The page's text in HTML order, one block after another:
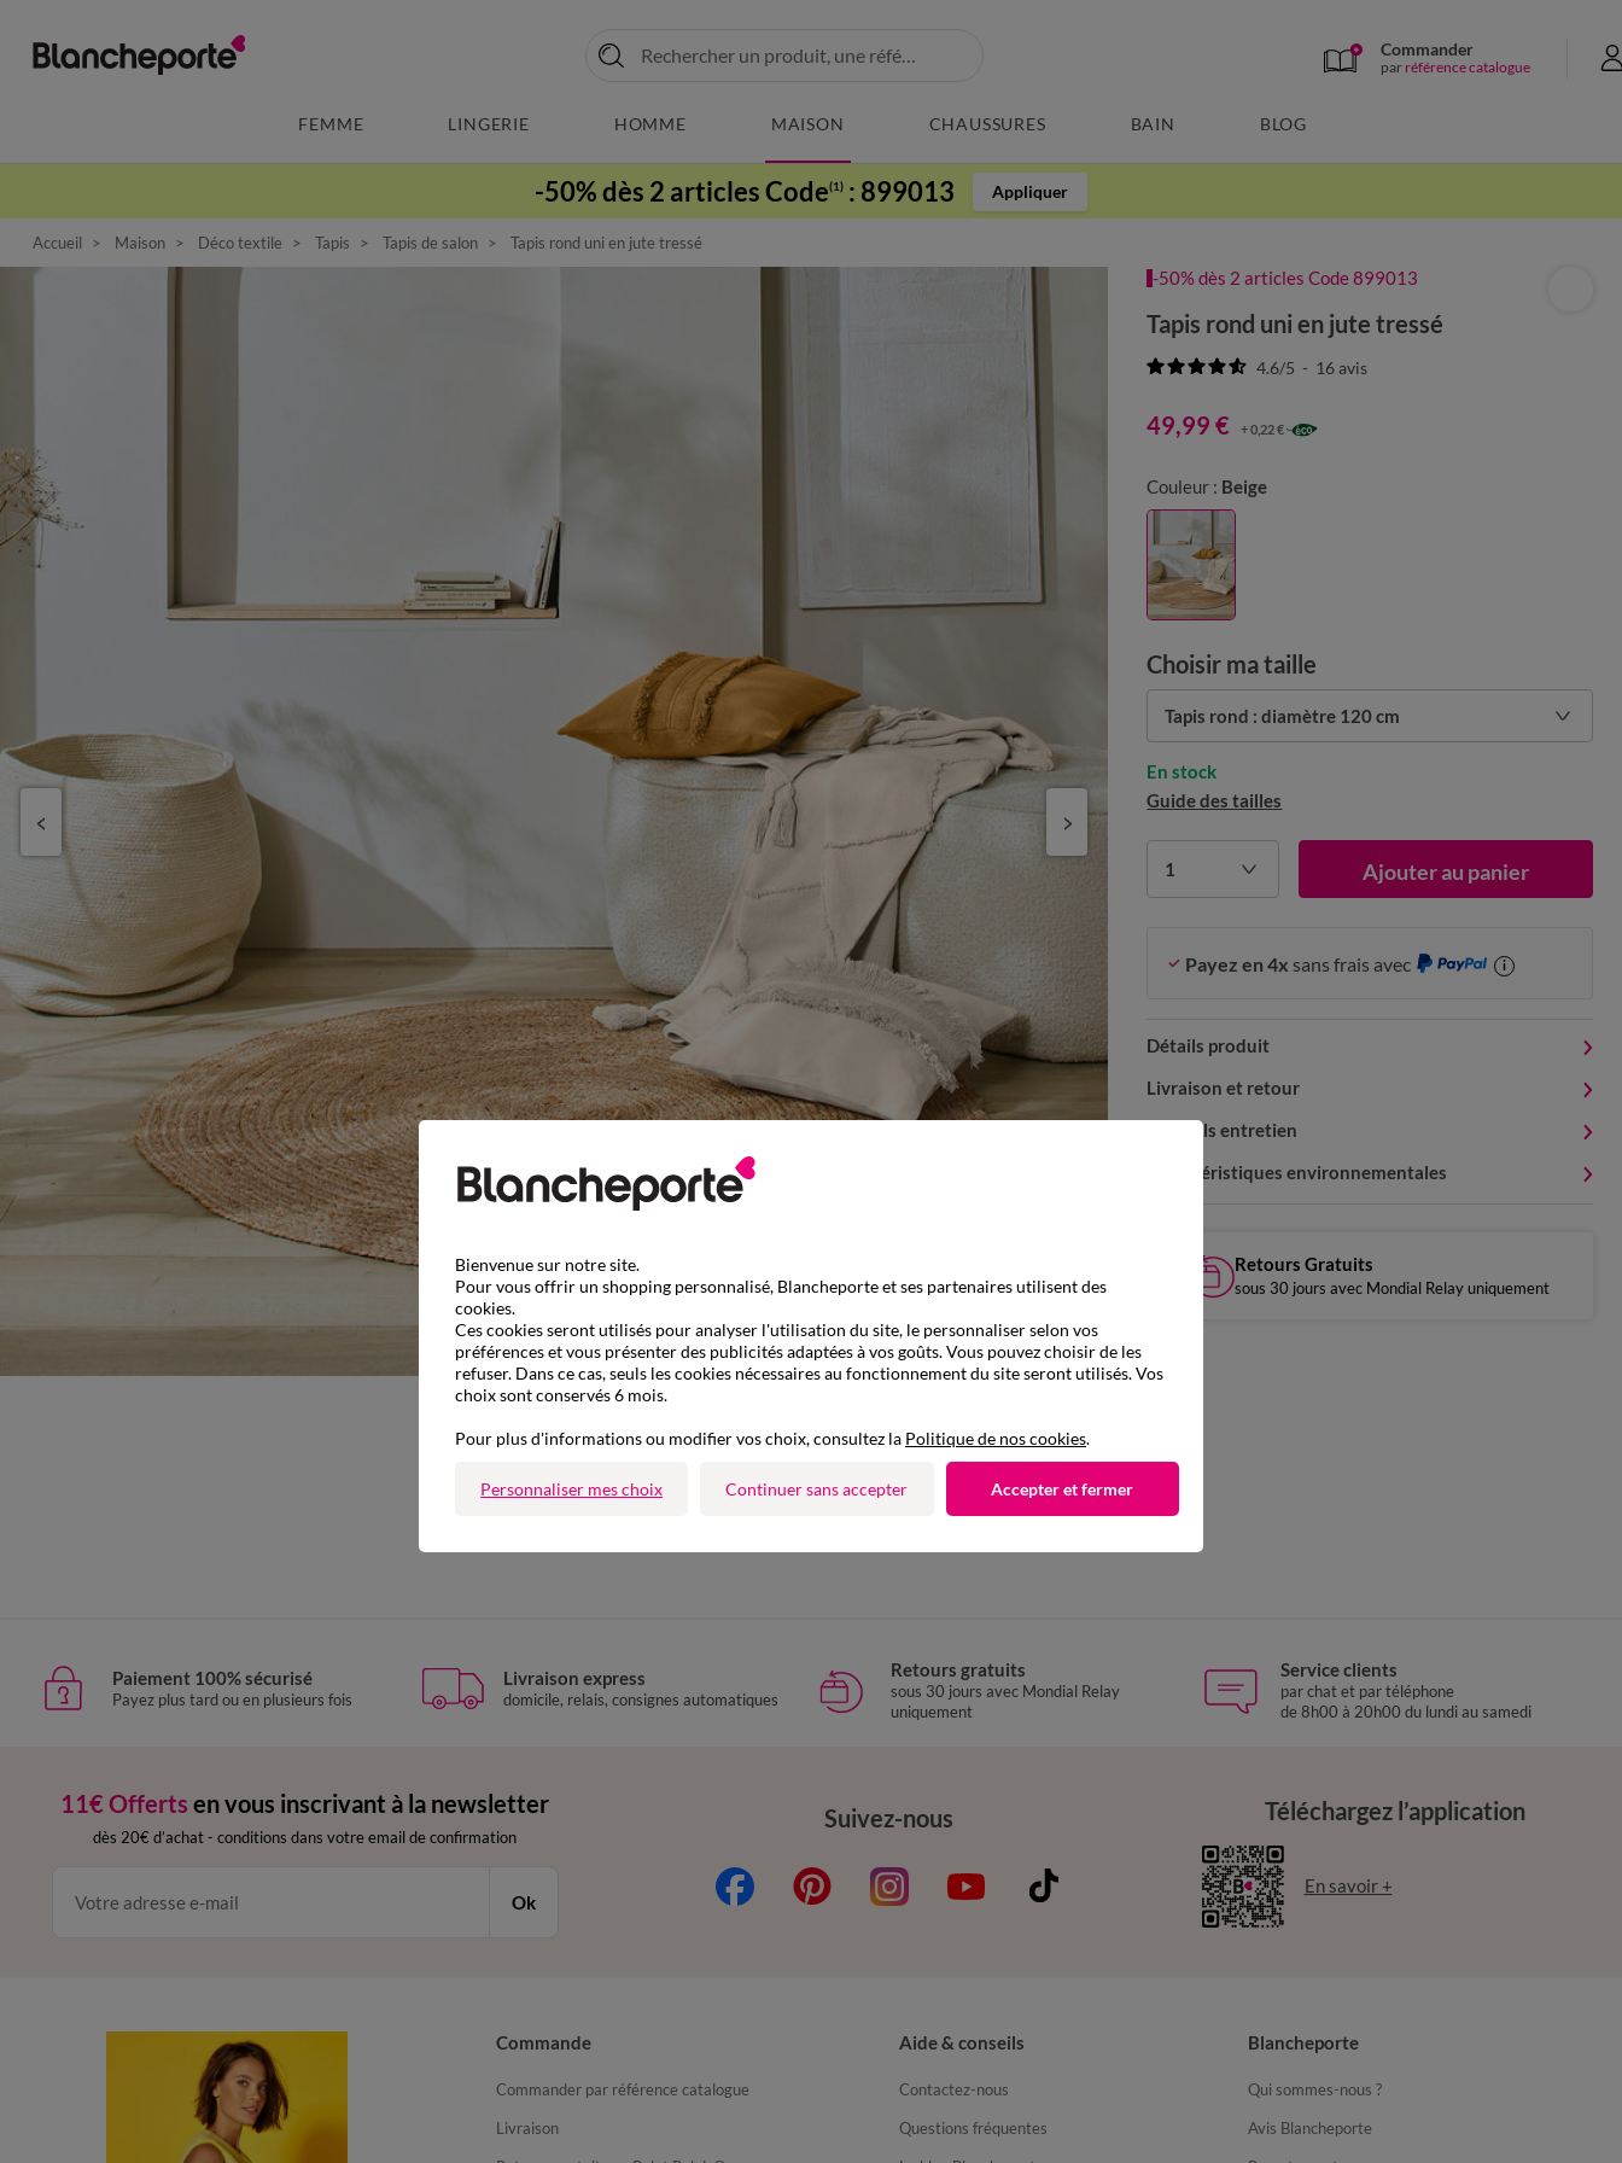
Commander
par référence catalogue
FEMME LINGERIE HOMME MAISON CHAUSSURES BAIN BLOG
-50% dès 2 articles Code(1) : 899013 Appliquer
Accueil Maison Déco textile Tapis Tapis de salon Tapis rond uni en jute tressé
-50% dès 2 articles Code 899013
Tapis rond uni en jute tressé
4.6/5 - 16avis
49,99 € + 0,22 €
Couleur : Beige
Choisir ma taille
Tapis rond : diamètre 120 cm
Guide des tailles
En stock
1 Ajouter au panier
Payez en 4x sans frais avec i
Détails produit
Livraison et retour
Conseils entretien
Caractéristiques environnementales
Retours Gratuits
sous 30 jours avec Mondial Relay uniquement
D'autres idées de Tapis de salon
Paiement 100% sécurisé
Payez plus tard ou en plusieurs fois
Livraison express
domicile, relais, consignes automatiques
Retours gratuits
sous 30 jours avec Mondial Relay
uniquement
Service clients
par chat et par téléphone
de 8h00 à 20h00 du lundi au samedi
11€ Offerts en vous inscrivant à la newsletter
dès 20€ d’achat - conditions dans votre email de confirmation
Ok
Suivez-nous Téléchargez l’application
En savoir +
Commande
Commander par référence catalogue
Livraison
Aide & conseils
Contactez-nous
Questions fréquentes
Blancheporte
Qui sommes-nous ?
Avis Blancheporte
Bienvenue sur notre site.
Pour vous offrir un shopping personnalisé, Blancheporte et ses partenaires utilisent des
cookies.
Ces cookies seront utilisés pour analyser l'utilisation du site, le personnaliser selon vos
préférences et vous présenter des publicités adaptées à vos goûts. Vous pouvez choisir de les
refuser. Dans ce cas, seuls les cookies nécessaires au fonctionnement du site seront utilisés. Vos
choix sont conservés 6 mois.
Pour plus d'informations ou modifier vos choix, consultez la Politique de nos cookies.
Personnaliser mes choix Continuer sans accepter Accepter et fermer